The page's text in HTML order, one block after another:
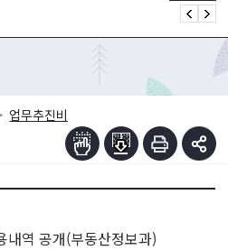
업무추진비
역 공개(부동산정보과)